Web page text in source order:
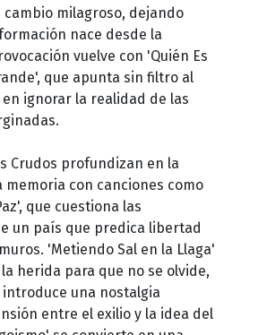
milagroso, dejando
nace desde la
vuelve con 'Quién Es
que apunta sin filtro al
ignorar la realidad de las
Crudos profundizan en la
memoria con canciones como
que cuestiona las
un país que predica libertad
'Metiendo Sal en la Llaga'
herida para que no se olvide,
introduce una nostalgia
entre el exilio y la idea del